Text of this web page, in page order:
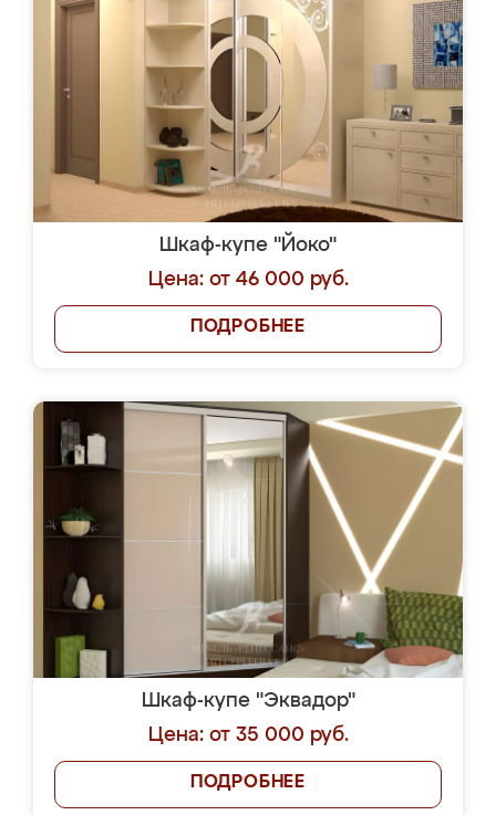
Шкаф-купе "Йоко"
Цена: от 46 000 руб.
ПОДРОБНЕЕ
Шкаф-купе "Эквадор"
Цена: от 35 000 руб.
ПОДРОБНЕЕ